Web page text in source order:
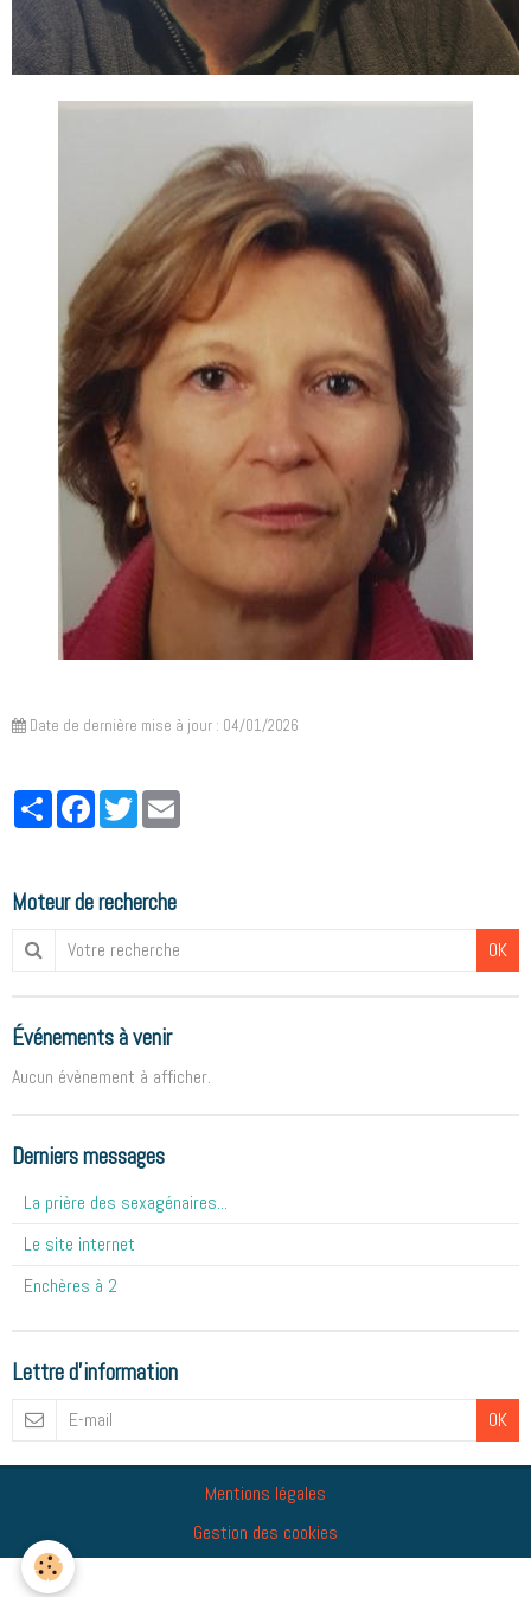
Date de dernière mise à jour : 04/01/2026
PartagerFacebookTwitter
Moteur de recherche
OK
Événements à venir
Aucun évènement à afficher.
Derniers messages
La prière des sexagénaires...
Le site internet
Enchères à 2
Lettre d'information
OK
Mentions légales
Gestion des cookies